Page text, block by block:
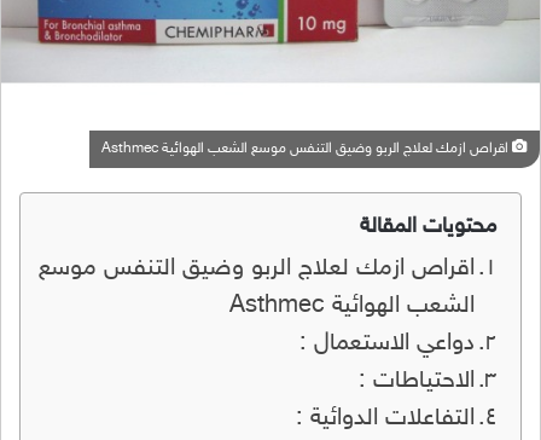
اقراص ازمك لعلاج الربو وضيق التنفس موسع الشعب الهوائية Asthmec
محتويات المقالة
اقراص ازمك لعلاج الربو وضيق التنفس موسع
الشعب الهوائية Asthmec
دواعي الاستعمال :
الاحتياطات :
التفاعلات الدوائية :